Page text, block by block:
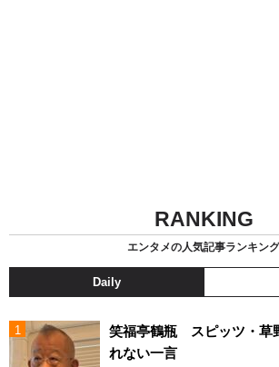
RANKING
エンタメの人気記事ランキング
Daily
笑福亭鶴瓶 スピッツ・草
れない一言